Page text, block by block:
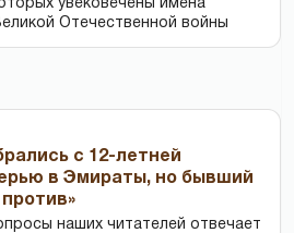
увековечены имена
Отечественной войны
с 12-летней
в Эмираты, но бывший
наших читателей отвечает